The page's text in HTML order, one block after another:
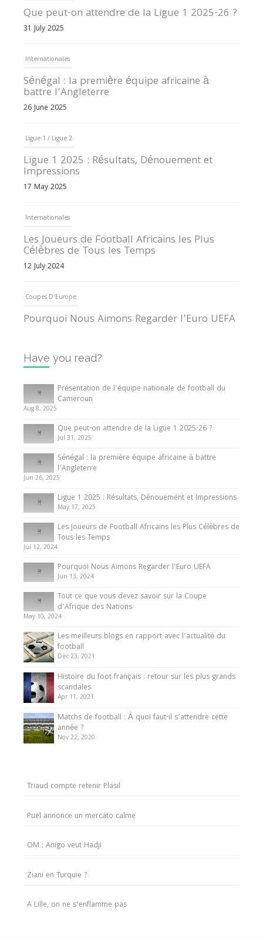
Que peut-on attendre de la Ligue 1 2025-26 ?
31 July 2025
Internationales
Sénégal : la première équipe africaine à
battre l’Angleterre
26 June 2025
Ligue 1 / Ligue 2
Ligue 1 2025 : Résultats, Dénouement et
Impressions
17 May 2025
Internationales
Les Joueurs de Football Africains les Plus
Célèbres de Tous les Temps
12 July 2024
Coupes D'Europe
Pourquoi Nous Aimons Regarder l’Euro UEFA
Internationales
Tout ce que vous devez savoir sur la Coupe
d’Afrique des Nations
10 May 2024
Internationales
Présentation de l’équipe nationale de football
du Cameroun
8 August 2025
Have you read?
Présentation de l’équipe nationale de football du
Cameroun
Aug 8, 2025
Que peut-on attendre de la Ligue 1 2025-26 ?
Jul 31, 2025
Sénégal : la première équipe africaine à battre
l’Angleterre
Jun 26, 2025
Ligue 1 2025 : Résultats, Dénouement et Impressions
May 17, 2025
Les Joueurs de Football Africains les Plus Célèbres de
Tous les Temps
Jul 12, 2024
Pourquoi Nous Aimons Regarder l’Euro UEFA
Jun 13, 2024
Tout ce que vous devez savoir sur la Coupe
d’Afrique des Nations
May 10, 2024
Les meilleurs blogs en rapport avec l’actualité du
football
Dec 23, 2021
Histoire du foot français : retour sur les plus grands
scandales
Apr 11, 2021
Matchs de football : À quoi faut-il s’attendre cette
année ?
Nov 22, 2020
Triaud compte retenir Plasil
Puel annonce un mercato calme
OM : Anigo veut Hadji
Ziani en Turquie ?
A Lille, on ne s’enflamme pas